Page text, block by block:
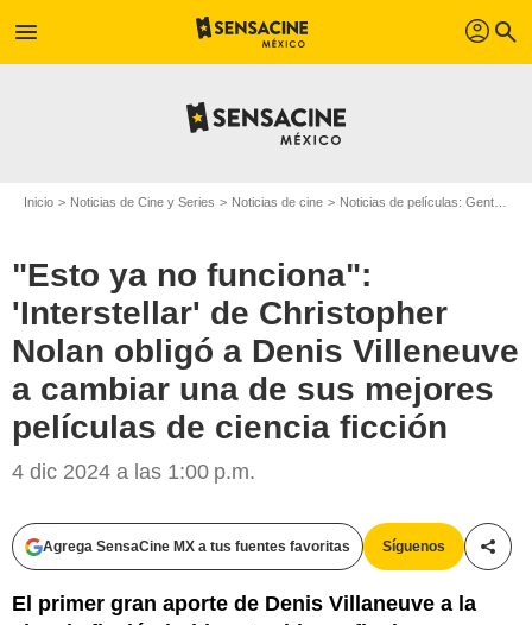
menu profil search
Inicio Noticias de Cine y Series Noticias de cine Noticias de películas: Gente
"Esto ya no funciona":
'Interstellar' de Christopher
Nolan obligó a Denis Villeneuve
a cambiar una de sus mejores
películas de ciencia ficción
4 dic 2024 a las 1:00 p.m.
Agrega SensaCine MX a tus fuentes favoritas Síguenos
El primer gran aporte de Denis Villaneuve a la